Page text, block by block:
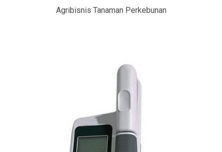
Agribisnis Tanaman Perkebunan